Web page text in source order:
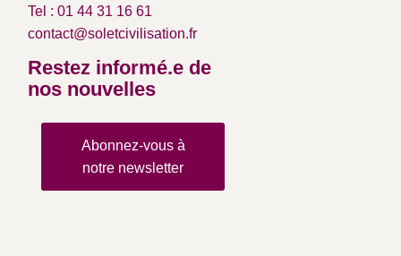
Tel : 01 44 31 16 61
contact@soletcivilisation.fr
Restez informé.e de
nos nouvelles
Abonnez-vous à
notre newsletter